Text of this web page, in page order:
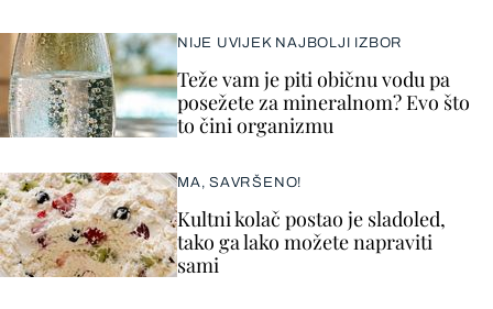
NIJE UVIJEK NAJBOLJI IZBOR
Teže vam je piti običnu vodu pa
posežete za mineralnom? Evo što
to čini organizmu
MA, SAVRŠENO!
Kultni kolač postao je sladoled,
tako ga lako možete napraviti
sami